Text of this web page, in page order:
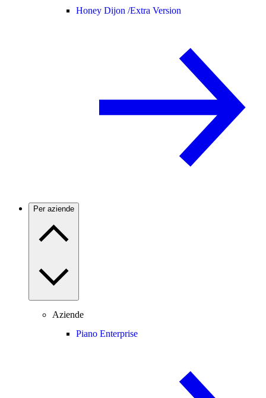
Honey Dijon /Extra Version
Per aziende
Aziende
Piano Enterprise